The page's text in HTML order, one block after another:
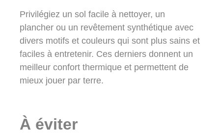
Privilégiez un sol facile à nettoyer, un
plancher ou un revêtement synthétique avec
divers motifs et couleurs qui sont plus sains et
faciles à entretenir. Ces derniers donnent un
meilleur confort thermique et permettent de
mieux jouer par terre.
À éviter